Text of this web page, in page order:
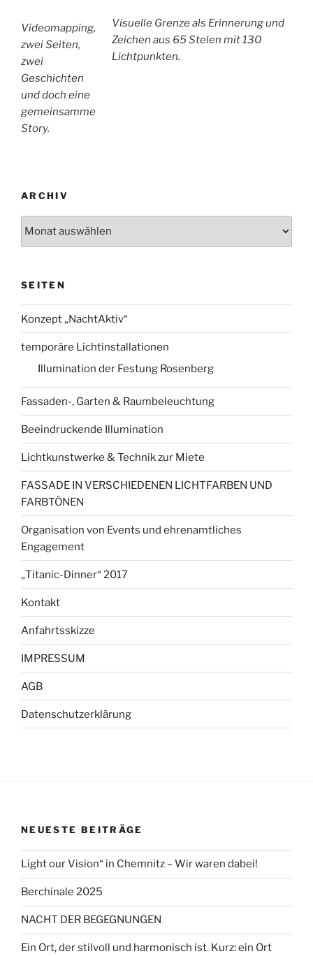
Videomapping,
zwei Seiten,
zwei
Geschichten
und doch eine
gemeinsamme
Story.
Visuelle Grenze als Erinnerung und
Zeichen aus 65 Stelen mit 130
Lichtpunkten.
ARCHIV
SEITEN
Konzept „NachtAktiv“
temporäre Lichtinstallationen
Illumination der Festung Rosenberg
Fassaden-, Garten & Raumbeleuchtung
Beeindruckende Illumination
Lichtkunstwerke & Technik zur Miete
FASSADE IN VERSCHIEDENEN LICHTFARBEN UND
FARBTÖNEN
Organisation von Events und ehrenamtliches
Engagement
„Titanic-Dinner“ 2017
Kontakt
Anfahrtsskizze
IMPRESSUM
AGB
Datenschutzerklärung
NEUESTE BEITRÄGE
Light our Vision“ in Chemnitz – Wir waren dabei!
Berchinale 2025
NACHT DER BEGEGNUNGEN
Ein Ort, der stilvoll und harmonisch ist. Kurz: ein Ort